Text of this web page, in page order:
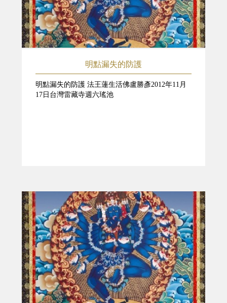
明點漏失的防護
明點漏失的防護 法王蓮生活佛盧勝彥2012年11月
17日台灣雷藏寺週六瑤池